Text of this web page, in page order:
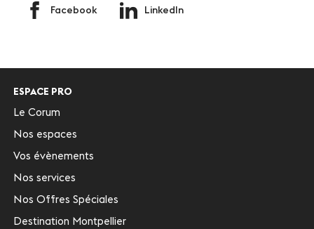
Facebook LinkedIn
ESPACE PRO
Le Corum
Nos espaces
Vos évènements
Nos services
Nos Offres Spéciales
Destination Montpellier